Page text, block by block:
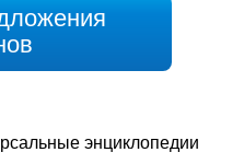
энциклопедии